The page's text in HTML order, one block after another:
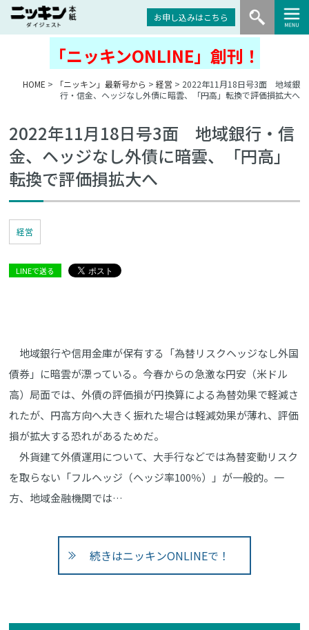
お申し込みはこちら
「ニッキンONLINE」創刊！
HOME > 「ニッキン」最新号から > 経営 > 2022年11月18日号3面 地域銀
行・信金、ヘッジなし外債に暗雲、「円高」転換で評価損拡大へ
2022年11月18日号3面 地域銀行・信
金、ヘッジなし外債に暗雲、「円高」
転換で評価損拡大へ
経営
LINEで送る
地域銀行や信用金庫が保有する「為替リスクヘッジなし外国
債券」に暗雲が漂っている。今春からの急激な円安（米ドル
高）局面では、外債の評価損が円換算による為替効果で軽減さ
れたが、円高方向へ大きく振れた場合は軽減効果が薄れ、評価
損が拡大する恐れがあるためだ。
外貨建て外債運用について、大手行などでは為替変動リスク
を取らない「フルヘッジ（ヘッジ率100％）」が一般的。一
方、地域金融機関では…
続きはニッキンONLINEで！